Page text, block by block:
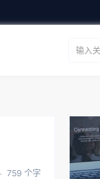
759 个字